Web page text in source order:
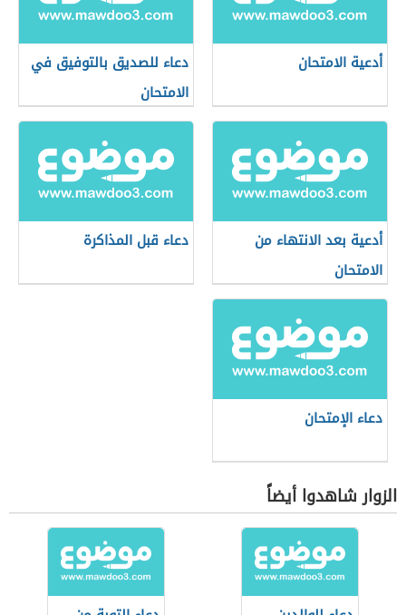
أدعية الامتحان
دعاء للصديق بالتوفيق في
الامتحان
أدعية بعد الانتهاء من
الامتحان
دعاء قبل المذاكرة
دعاء الإمتحان
الزوار شاهدوا أيضاً